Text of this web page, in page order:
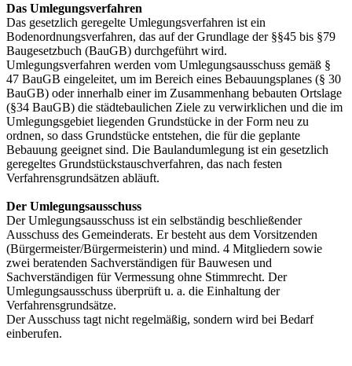
Das Umlegungsverfahren
Das gesetzlich geregelte Umlegungsverfahren ist ein
Bodenordnungsverfahren, das auf der Grundlage der §§45 bis §79
Baugesetzbuch (BauGB) durchgeführt wird.
Umlegungsverfahren werden vom Umlegungsausschuss gemäß §
47 BauGB eingeleitet, um im Bereich eines Bebauungsplanes (§ 30
BauGB) oder innerhalb einer im Zusammenhang bebauten Ortslage
(§34 BauGB) die städtebaulichen Ziele zu verwirklichen und die im
Umlegungsgebiet liegenden Grundstücke in der Form neu zu
ordnen, so dass Grundstücke entstehen, die für die geplante
Bebauung geeignet sind. Die Baulandumlegung ist ein gesetzlich
geregeltes Grundstückstauschverfahren, das nach festen
Verfahrensgrundsätzen abläuft.
Der Umlegungsausschuss
Der Umlegungsausschuss ist ein selbständig beschließender
Ausschuss des Gemeinderats. Er besteht aus dem Vorsitzenden
(Bürgermeister/Bürgermeisterin) und mind. 4 Mitgliedern sowie
zwei beratenden Sachverständigen für Bauwesen und
Sachverständigen für Vermessung ohne Stimmrecht. Der
Umlegungsausschuss überprüft u. a. die Einhaltung der
Verfahrensgrundsätze.
Der Ausschuss tagt nicht regelmäßig, sondern wird bei Bedarf
einberufen.